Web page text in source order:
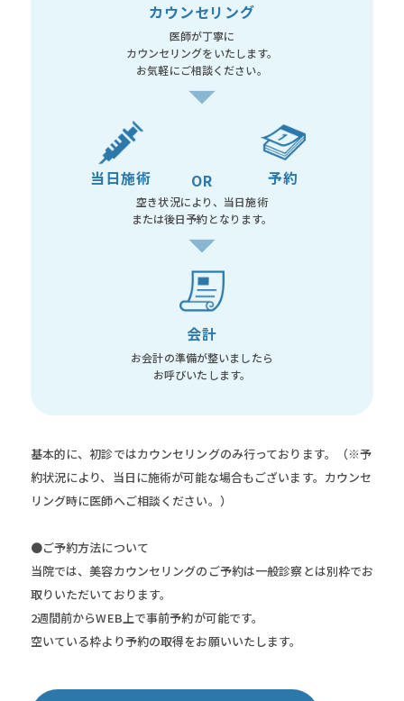
カウンセリング
医師が丁寧に
カウンセリングをいたします。
お気軽にご相談ください。
当日施術 OR 予約
空き状況により、当日施術
または後日予約となります。
会計
お会計の準備が整いましたら
お呼びいたします。
基本的に、初診ではカウンセリングのみ行っております。
（※予
約状況により、当日に施術が可能な場合もございます。カウンセ
リング時に医師へご相談ください。）
●ご予約方法について
当院では、美容カウンセリングのご予約は一般診察とは別枠でお
取りいただいております。
2週間前からWEB上で事前予約が可能です。
空いている枠より予約の取得をお願いいたします。